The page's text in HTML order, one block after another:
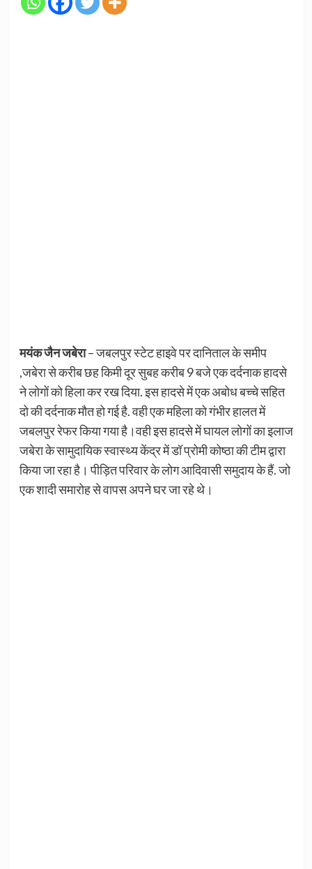
मयंक जैन जबेरा– जबलपुर स्टेट हाइवे पर दानिताल के समीप
,जबेरा से करीब छह किमी दूर सुबह करीब 9 बजे एक दर्दनाक हादसे
ने लोगों को हिला कर रख दिया. इस हादसे में एक अबोध बच्चे सहित
दो की दर्दनाक मौत हो गई है. वही एक महिला को गंभीर हालत में
जबलपुर रेफर किया गया है।वही इस हादसे में घायल लोगों का इलाज
जबेरा के सामुदायिक स्वास्थ्य केंद्र में डॉ प्रोमी कोष्ठा की टीम द्वारा
किया जा रहा है। पीड़ित परिवार के लोग आदिवासी समुदाय के हैं. जो
एक शादी समारोह से वापस अपने घर जा रहे थे।